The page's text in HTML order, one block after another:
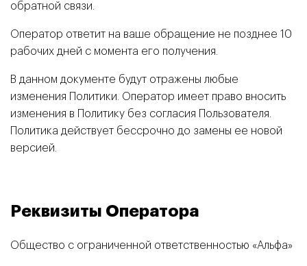
обратной связи.
Оператор ответит на ваше обращение не позднее 10
рабочих дней с момента его получения.
В данном документе будут отражены любые
изменения Политики. Оператор имеет право вносить
изменения в Политику без согласия Пользователя.
Политика действует бессрочно до замены ее новой
версией.
Реквизиты Оператора
Общество с ограниченной ответственностью «Альфа»